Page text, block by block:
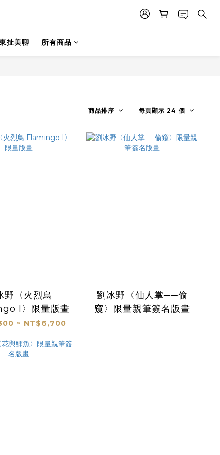
扯美聊 所有商品
商品排序 每頁顯示 24 個
野〈火烈鳥
I〉限量版畫
~ NT$6,700
劉冰野〈仙人掌──偷
窺〉限量親筆簽名版畫